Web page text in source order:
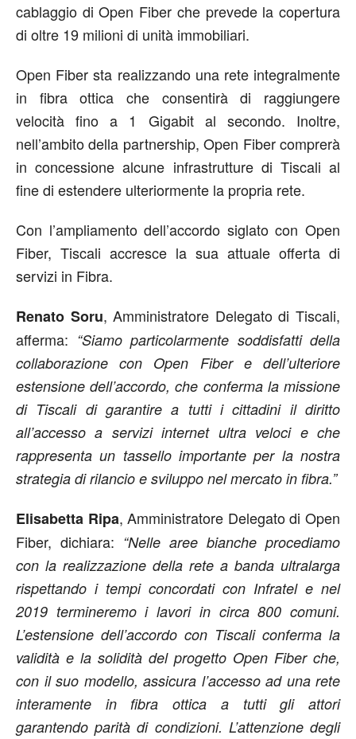
cablaggio di Open Fiber che prevede la copertura
di oltre 19 milioni di unità immobiliari.
Open Fiber sta realizzando una rete integralmente
in fibra ottica che consentirà di raggiungere
velocità fino a 1 Gigabit al secondo. Inoltre,
nell’ambito della partnership, Open Fiber comprerà
in concessione alcune infrastrutture di Tiscali al
fine di estendere ulteriormente la propria rete.
Con l’ampliamento dell’accordo siglato con Open
Fiber, Tiscali accresce la sua attuale offerta di
servizi in Fibra.
Renato Soru, Amministratore Delegato di Tiscali,
afferma: “Siamo particolarmente soddisfatti della
collaborazione con Open Fiber e dell’ulteriore
estensione dell’accordo, che conferma la missione
di Tiscali di garantire a tutti i cittadini il diritto
all’accesso a servizi internet ultra veloci e che
rappresenta un tassello importante per la nostra
strategia di rilancio e sviluppo nel mercato in fibra.”
Elisabetta Ripa, Amministratore Delegato di Open
Fiber, dichiara: “Nelle aree bianche procediamo
con la realizzazione della rete a banda ultralarga
rispettando i tempi concordati con Infratel e nel
2019 termineremo i lavori in circa 800 comuni.
L’estensione dell’accordo con Tiscali conferma la
validità e la solidità del progetto Open Fiber che,
con il suo modello, assicura l’accesso ad una rete
interamente in fibra ottica a tutti gli attori
garantendo parità di condizioni. L’attenzione degli